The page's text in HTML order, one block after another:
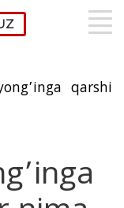
qarshi